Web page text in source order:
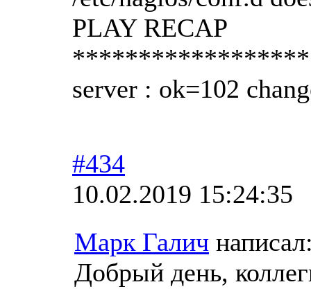
PLAY RECAP
server : ok=102
#434
10.02.2019 15:24:35
Марк Галич
Добрый день,